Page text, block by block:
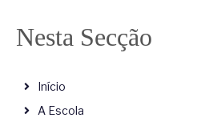
Nesta Secção
Início
A Escola